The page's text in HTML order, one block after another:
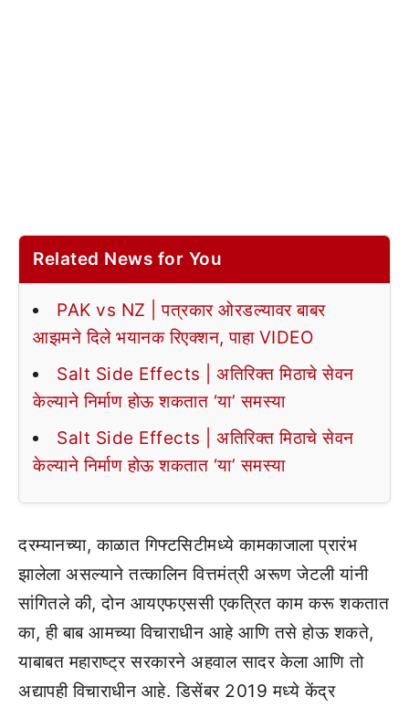
Related News for You
PAK vs NZ | पत्रकार ओरडल्यावर बाबर
आझमने दिले भयानक रिएक्शन, पाहा VIDEO
Salt Side Effects | अतिरिक्त मिठाचे सेवन
केल्याने निर्माण होऊ शकतात ‘या’ समस्या
Salt Side Effects | अतिरिक्त मिठाचे सेवन
केल्याने निर्माण होऊ शकतात ‘या’ समस्या
दरम्यानच्या, काळात गिफ्टसिटीमध्ये कामकाजाला प्रारंभ
झालेला असल्याने तत्कालिन वित्तमंत्री अरूण जेटली यांनी
सांगितले की, दोन आयएफएससी एकत्रित काम करू शकतात
का, ही बाब आमच्या विचाराधीन आहे आणि तसे होऊ शकते,
याबाबत महाराष्ट्र सरकारने अहवाल सादर केला आणि तो
अद्यापही विचाराधीन आहे. डिसेंबर 2019 मध्ये केंद्र